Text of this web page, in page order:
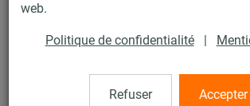
web.
Politique de confidentialité |
Refuser Accepter
Collier poire de
Collier poire de type EHS, M16, 8", VDS/